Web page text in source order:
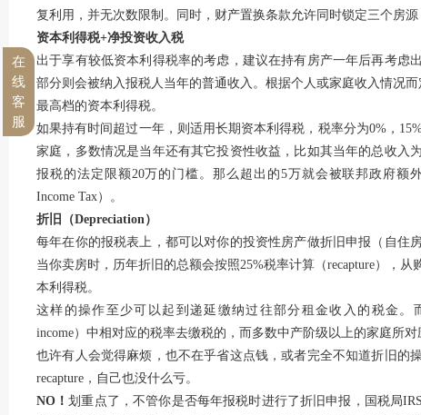
复利用，并无次数限制。同时，财产置换条款允许同时锁定三个房源
资本利得税+净投资收入税
出于享有较低资本利得税率的考虑，建议在持有房产一年后再考虑
部分则会被纳入报税人当年的普通收入。根据个人或家庭收入情况
最高档的资本利得税。
如果持有时间超过一年，则适用长期资本利得税，税率分为0%，
家庭，多数情况是当年还有其它投资性收益，比如其当年的总收入
报税的法定限额20万的门槛。那么超出的5万就会被联邦政府额
Income Tax）。
折旧（Depreciation）
每年在你的报税表上，都可以对你的投资性房产做折旧申报（自住
当你卖房时，历年折旧的总额会按照25%税率计算（recapture），
本利得税。
这样的操作至少可以起到递延缴纳过往部分租金收入的税金。
income）中相对应的税率去缴税的，而多数中产阶级以上的家庭所对
也许有人会觉得麻烦，也不在乎省这点钱，或者完全不知道折旧的
recapture，自己也没什么亏。
NO ！划重点了，不管你是否每年报税时进行了折旧申报，国税局
在
线
客
服